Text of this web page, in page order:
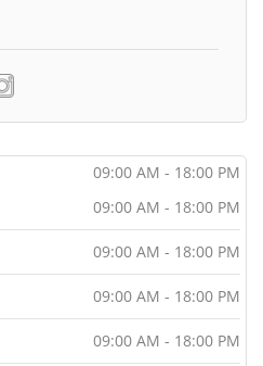
09:00 AM - 18:00 PM
09:00 AM - 18:00 PM
09:00 AM - 18:00 PM
09:00 AM - 18:00 PM
09:00 AM - 18:00 PM